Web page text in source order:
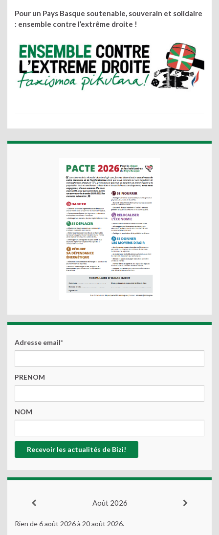
Pour un Pays Basque soutenable, souverain et solidaire
: ensemble contre l’extrême droite !
Adresse email*
PRENOM
NOM
Août 2026
Rien de 6 août 2026 à 20 août 2026.